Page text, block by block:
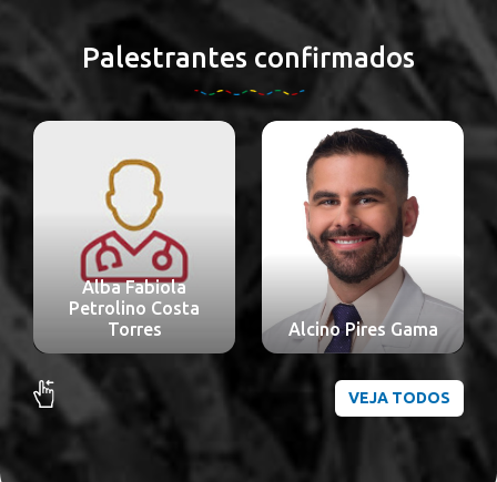
Palestrantes confirmados
Alba Fabiola
Petrolino Costa
Torres
Alcino Pires Gama
VEJA TODOS